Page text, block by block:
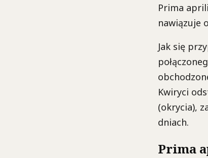
Prima
nawiązuje
Jak się
Kwiryci
(okrycia),
dniach.
Prima